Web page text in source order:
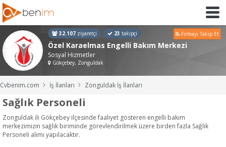
32.107 ziyaretçi 23 takipçi Firmayı Takip Et
Özel Karaelmas Engelli Bakım Merkezi
Sosyal Hizmetler
Gökçebey, Zonguldak
Cvbenim.com İş İlanları Zonguldak İş İlanları
Sağlık Personeli
Zonguldak ili Gökçebey ilçesinde faaliyet gösteren engelli bakım
merkezimizin sağlık biriminde görevlendirilmek üzere birden fazla Sağlık
Personeli alımı yapılacaktır.